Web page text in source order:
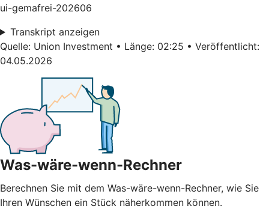
ui-gemafrei-202606
Transkript anzeigen
Quelle: Union Investment • Länge: 02:25 • Veröffentlicht:
04.05.2026
Was-wäre-wenn-Rechner
Berechnen Sie mit dem Was-wäre-wenn-Rechner, wie Sie
Ihren Wünschen ein Stück näherkommen können.